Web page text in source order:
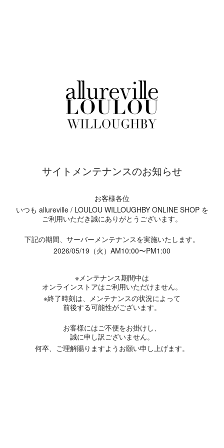
サイトメンテナンスのお知らせ
お客様各位
いつも allureville / LOULOU WILLOUGHBY ONLINE SHOP を
ご利用いただき誠にありがとうございます。
下記の期間、サーバーメンテナンスを実施いたします。
2026/05/19（火）AM10:00〜PM1:00
※メンテナンス期間中は
オンラインストアはご利用いただけません。
※終了時刻は、メンテナンスの状況によって
前後する可能性がございます。
お客様にはご不便をお掛けし、
誠に申し訳ございません。
何卒、ご理解賜りますようお願い申し上げます。